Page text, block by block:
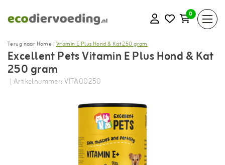
0
Terug naar Home |Vitamin E Plus Hond & Kat 250 gram
Excellent Pets Vitamin E Plus Hond & Kat
250 gram
| Artikelnummer: VITA00250